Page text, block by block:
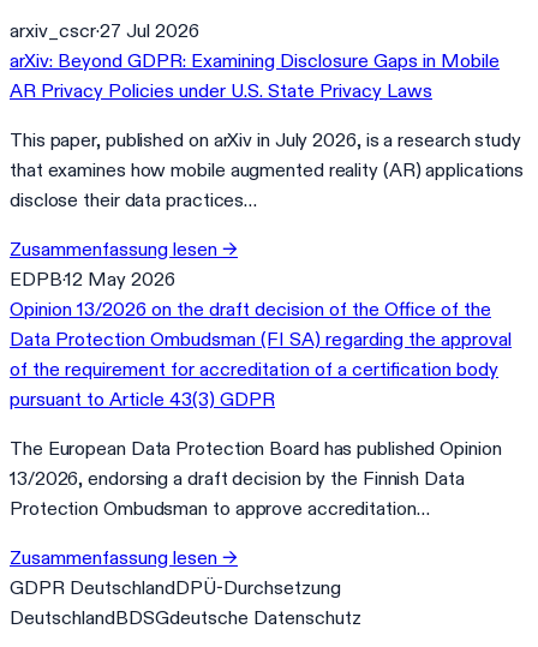
arxiv_cscr·27 Jul 2026
arXiv: Beyond GDPR: Examining Disclosure Gaps in Mobile
AR Privacy Policies under U.S. State Privacy Laws
This paper, published on arXiv in July 2026, is a research study
that examines how mobile augmented reality (AR) applications
disclose their data practices…
Zusammenfassung lesen →
EDPB·12 May 2026
Opinion 13/2026 on the draft decision of the Office of the
Data Protection Ombudsman (FI SA) regarding the approval
of the requirement for accreditation of a certification body
pursuant to Article 43(3) GDPR
The European Data Protection Board has published Opinion
13/2026, endorsing a draft decision by the Finnish Data
Protection Ombudsman to approve accreditation…
Zusammenfassung lesen →
GDPR DeutschlandDPÜ-Durchsetzung
DeutschlandBDSGdeutsche Datenschutz